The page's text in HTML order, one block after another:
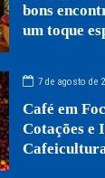
bons
um toque
7 de agosto de
Café em
Cotações e